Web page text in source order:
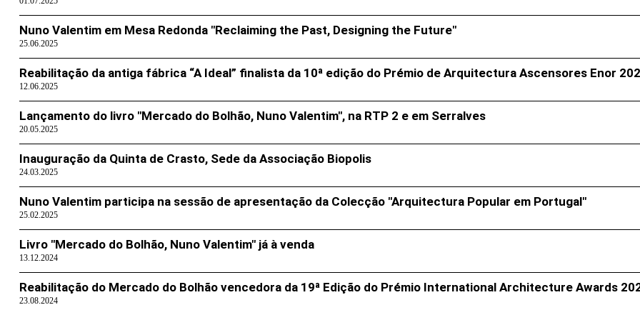
Nuno Valentim em Mesa Redonda "Reclaiming the Past, Designing the Future"
25.06.2025
Reabilitação da antiga fábrica “A Ideal” finalista da 10ª edição do Prémio de Arquitectura Ascensores Enor
12.06.2025
Lançamento do livro "Mercado do Bolhão, Nuno Valentim", na RTP 2 e em Serralves
20.05.2025
Inauguração da Quinta de Crasto, Sede da Associação Biopolis
24.03.2025
Nuno Valentim participa na sessão de apresentação da Colecção "Arquitectura Popular em Portugal"
25.02.2025
Livro "Mercado do Bolhão, Nuno Valentim" já à venda
13.12.2024
Reabilitação do Mercado do Bolhão vencedora da 19ª Edição do Prémio International Architecture Awards
23.08.2024